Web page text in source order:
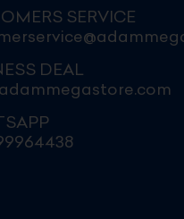
SERVICE
DEAL